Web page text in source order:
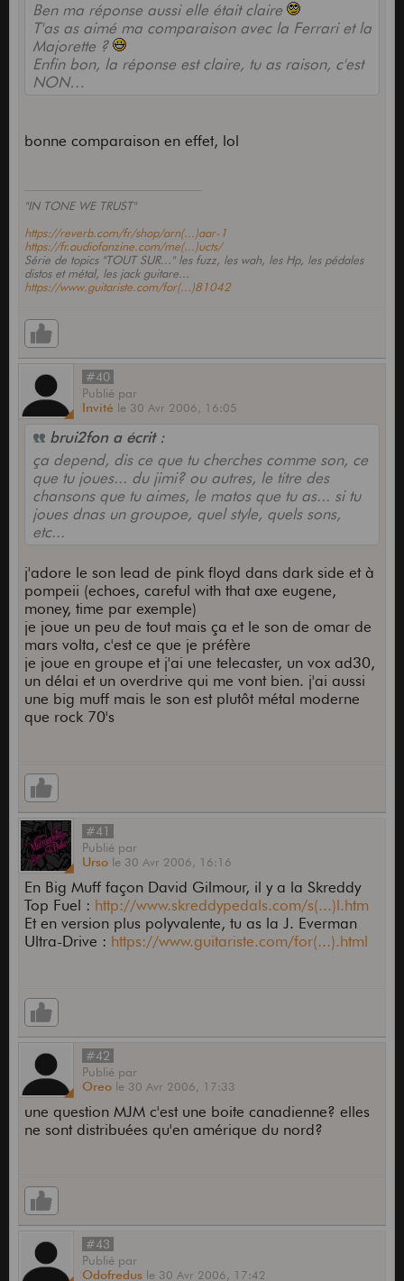
Ben ma réponse aussi elle était claire
T'as as aimé ma comparaison avec la Ferrari et la
Majorette ?
Enfin bon, la réponse est claire, tu as raison, c'est
NON…
bonne comparaison en effet, lol
"IN TONE WE TRUST"
https://reverb.com/fr/shop/arn(...)aar-1
https://fr.audiofanzine.com/me(...)ucts/
Série de topics "TOUT SUR..." les fuzz, les wah, les Hp, les pédales
distos et métal, les jack guitare...
https://www.guitariste.com/for(...)81042
#40
Publié par
Invité le 30 Avr 2006, 16:05
brui2fon a écrit :
ça depend, dis ce que tu cherches comme son, ce
que tu joues... du jimi? ou autres, le titre des
chansons que tu aimes, le matos que tu as... si tu
joues dnas un groupoe, quel style, quels sons,
etc...
j'adore le son lead de pink floyd dans dark side et à
pompeii (echoes, careful with that axe eugene,
money, time par exemple)
je joue un peu de tout mais ça et le son de omar de
mars volta, c'est ce que je préfère
je joue en groupe et j'ai une telecaster, un vox ad30,
un délai et un overdrive qui me vont bien. j'ai aussi
une big muff mais le son est plutôt métal moderne
que rock 70's
#41
Publié par
Urso le 30 Avr 2006, 16:16
En Big Muff façon David Gilmour, il y a la Skreddy
Top Fuel : http://www.skreddypedals.com/s(...)l.htm
Et en version plus polyvalente, tu as la J. Everman
Ultra-Drive : https://www.guitariste.com/for(...).html
#42
Publié par
Oreo le 30 Avr 2006, 17:33
une question MJM c'est une boite canadienne? elles
ne sont distribuées qu'en amérique du nord?
#43
Publié par
Odofredus le 30 Avr 2006, 17:42